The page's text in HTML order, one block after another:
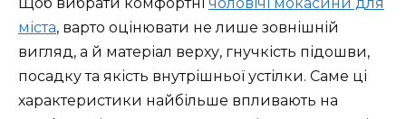
Щоб вибрати комфортні чоловічі мокасини для
міста, варто оцінювати не лише зовнішній
вигляд, а й матеріал верху, гнучкість підошви,
посадку та якість внутрішньої устілки. Саме ці
характеристики найбільше впливають на